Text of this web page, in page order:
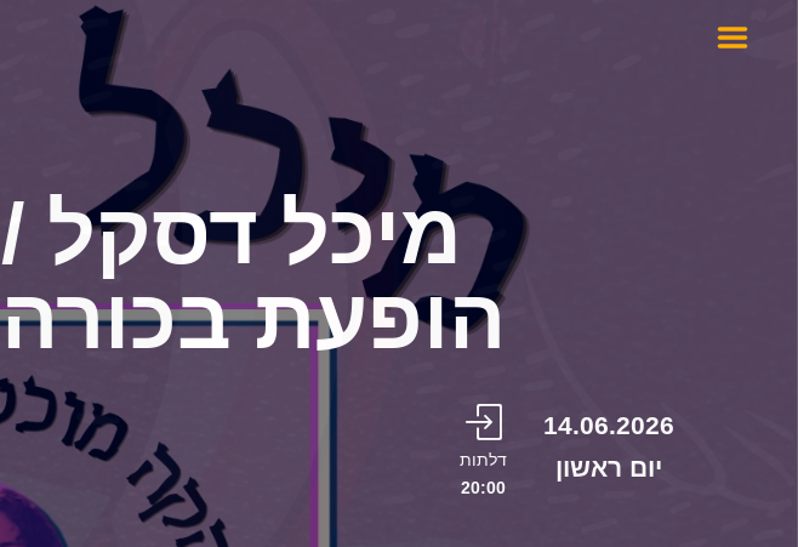
מיכל דסקל /
הופעת בכורה
14.06.2026
יום ראשון
דלתות
20:00